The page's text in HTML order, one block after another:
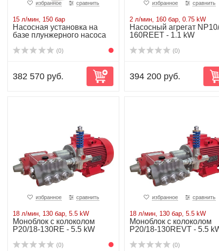
избранное сравнить
15 л/мин, 150 бар
Насосная установка на
базе плунжерного насоса
(0)
382 570 руб.
избранное сравнить
2 л/мин, 160 бар, 0.75 kW
Насосный агрегат
160REET - 1.1 kW
(0)
394 200 руб.
избранное сравнить
18 л/мин, 130 бар, 5.5 kW
Моноблок с колоколом
P20/18-130RE - 5.5 kW
(0)
избранное сравнить
18 л/мин, 130 бар, 5.5 kW
Моноблок с колоколом
P20/18-130REVT - 5.5
(0)